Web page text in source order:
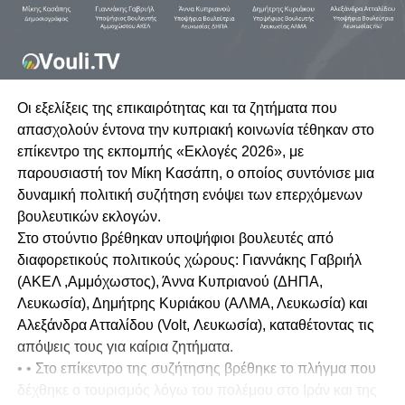
Οι εξελίξεις της επικαιρότητας και τα ζητήματα που
απασχολούν έντονα την κυπριακή κοινωνία τέθηκαν στο
επίκεντρο της εκπομπής «Εκλογές 2026», με
παρουσιαστή τον Μίκη Κασάπη, ο οποίος συντόνισε μια
δυναμική πολιτική συζήτηση ενόψει των επερχόμενων
βουλευτικών εκλογών.
Στο στούντιο βρέθηκαν υποψήφιοι βουλευτές από
διαφορετικούς πολιτικούς χώρους: Γιαννάκης Γαβριήλ
(ΑΚΕΛ ,Αμμόχωστος), Άννα Κυπριανού (ΔΗΠΑ,
Λευκωσία), Δημήτρης Κυριάκου (ΑΛΜΑ, Λευκωσία) και
Αλεξάνδρα Ατταλίδου (Volt, Λευκωσία), καταθέτοντας τις
απόψεις τους για καίρια ζητήματα.
• • Στο επίκεντρο της συζήτησης βρέθηκε το πλήγμα που